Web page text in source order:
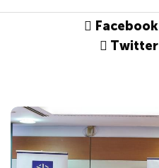
Facebook
Twitter